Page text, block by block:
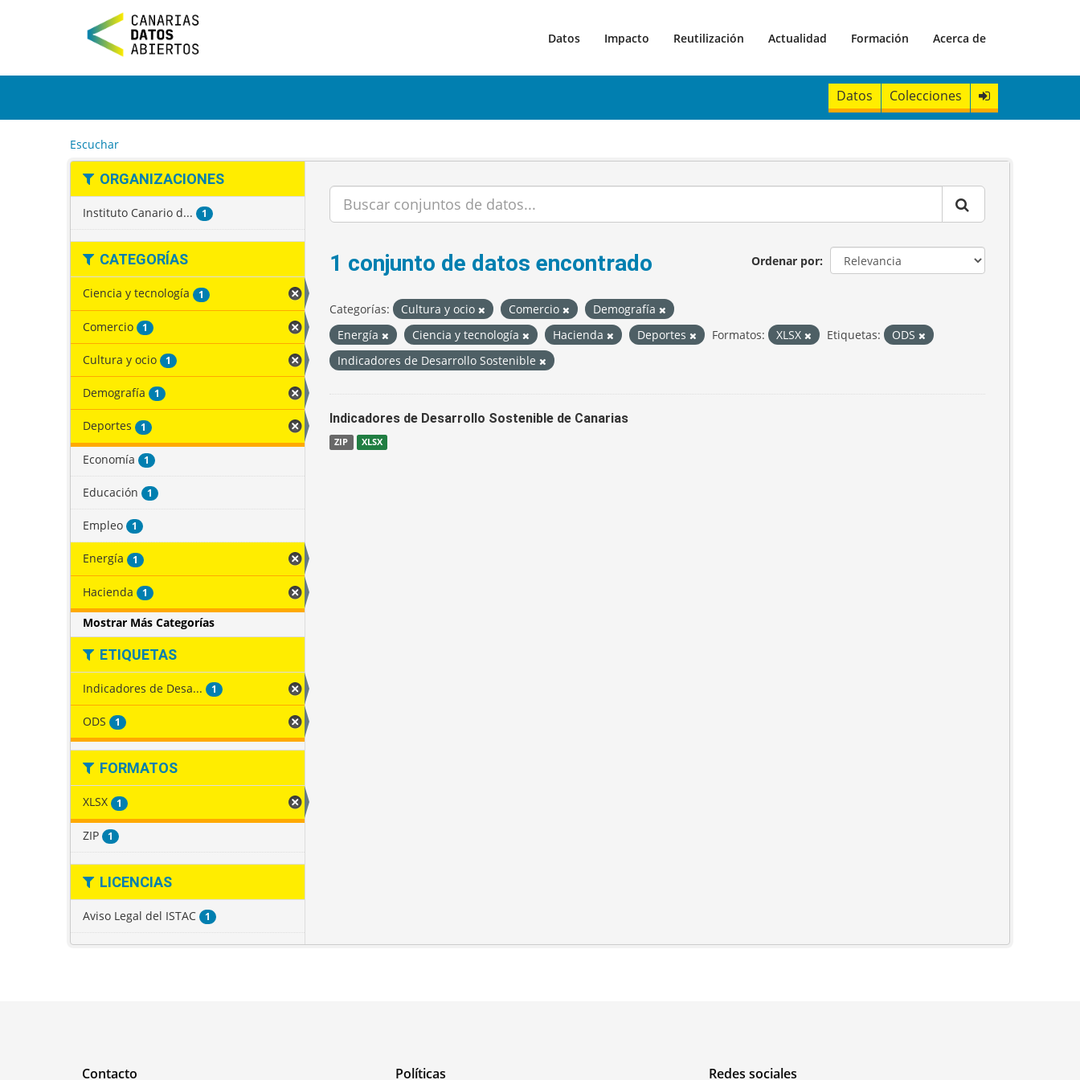
t
Datos Impacto Reutilización Actualidad Formación Acerca de
Datos Colecciones
Escuchar
ORGANIZACIONES
Instituto Canario d... 1
CATEGORÍAS
Ciencia y tecnología 1
Comercio 1
Cultura y ocio 1
Demografía 1
Deportes 1
Economía 1
Educación 1
Empleo 1
Energía 1
Hacienda 1
Mostrar Más Categorías
ETIQUETAS
Indicadores de Desa... 1
ODS 1
FORMATOS
XLSX 1
ZIP 1
LICENCIAS
Aviso Legal del ISTAC 1
Ordenar por
1 conjunto de datos encontrado
Categorías: Cultura y ocio Comercio
Demografía
Energía
Ciencia y tecnología Hacienda Deportes Formatos: XLSX Etiquetas:
ODS
Indicadores de Desarrollo Sostenible
Indicadores de Desarrollo Sostenible de Canarias
ZIP XLSX
Contacto Políticas Redes sociales